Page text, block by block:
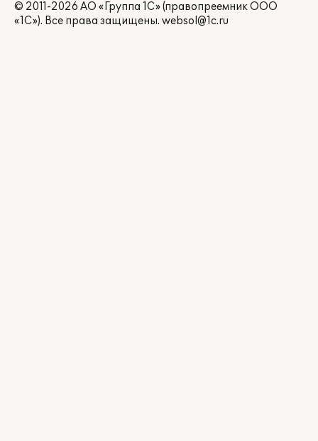
© 2011-2026 АО «Группа 1С» (правопреемник ООО
«1С»). Все права защищены. websol@1c.ru